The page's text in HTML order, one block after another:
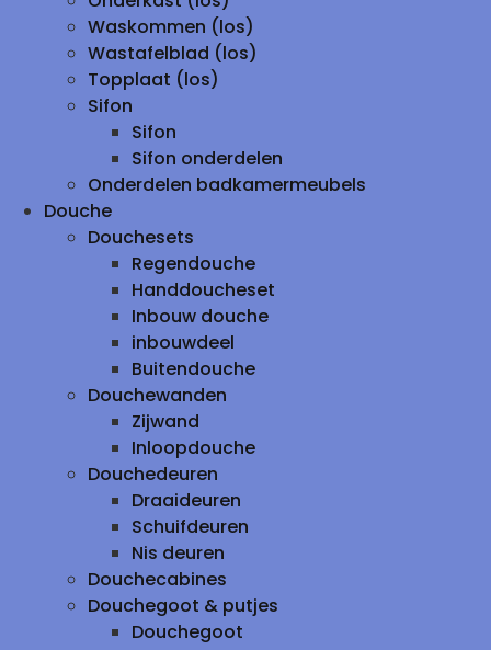
Waskommen (los)
Wastafelblad (los)
Topplaat (los)
Sifon
Sifon
Sifon onderdelen
Onderdelen badkamermeubels
Douche
Douchesets
Regendouche
Handdoucheset
Inbouw douche
inbouwdeel
Buitendouche
Douchewanden
Zijwand
Inloopdouche
Douchedeuren
Draaideuren
Schuifdeuren
Nis deuren
Douchecabines
Douchegoot & putjes
Douchegoot